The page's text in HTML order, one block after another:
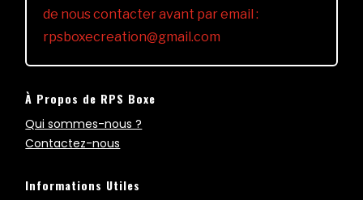
de nous contacter avant par email :
rpsboxecreation@gmail.com
À Propos de RPS Boxe
Qui sommes-nous ?
Contactez-nous
Informations Utiles